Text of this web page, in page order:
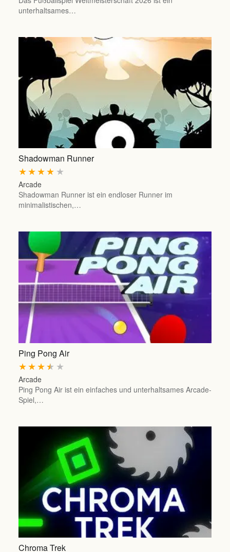
unterhaltsames…
Shadowman Runner
★
★
★
★
★
Arcade
Shadowman Runner ist ein endloser Runner im
minimalistischen,…
Ping Pong Air
★
★
★
★
★
Arcade
Ping Pong Air ist ein einfaches und unterhaltsames Arcade-
Spiel,…
Chroma Trek